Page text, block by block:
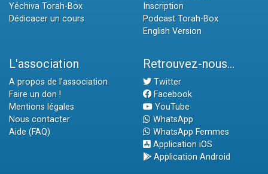
Yéchiva Torah-Box
Dédicacer un cours
Inscription
Podcast Torah-Box
English Version
L'association
A propos de l'association
Faire un don !
Mentions légales
Nous contacter
Aide (FAQ)
Retrouvez-nous...
Twitter
Facebook
YouTube
WhatsApp
WhatsApp Femmes
Application iOS
Application Android